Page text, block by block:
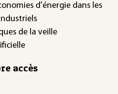
d'énergie dans les
de la veille
accès